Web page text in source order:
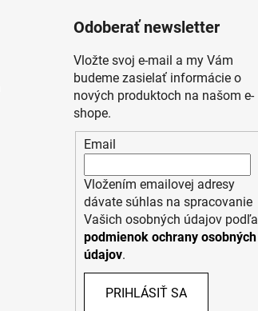
Odoberať newsletter
Vložte svoj e-mail a my Vám
budeme zasielať informácie o
nových produktoch na našom e-
shope.
Email
Vložením emailovej adresy
dávate súhlas na spracovanie
Vašich osobných údajov podľa
podmienok ochrany osobných
údajov.
PRIHLÁSIŤ SA